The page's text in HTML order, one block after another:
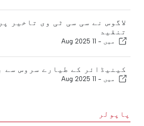
لاگوس نے سی سی ٹی وی تاخیر
تنقید
میں - 11 Aug 2025
کینیڈائر کے طیارے سروس سے
میں - 11 Aug 2025
پاپولر